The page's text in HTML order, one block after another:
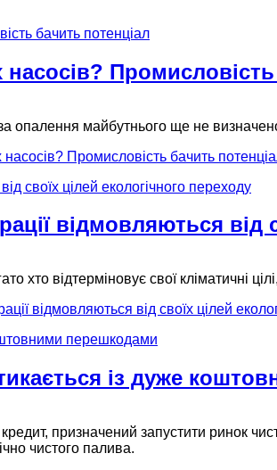
Промисловість
опалення майбутнього ще не
Промисловість бачить
відмовляються від
хто відтерміновує свої кліматичні
відмовляються від своїх цілей
із дуже
призначений запустити ринок
чистого палива.